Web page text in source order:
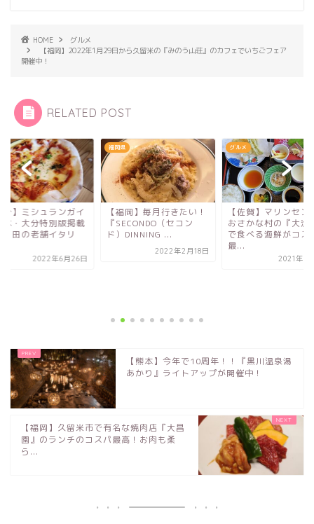
HOME
グルメ
【福岡】2022年1月29日から久留米の『みのう山荘』のカフェでいちごフェア
開催中！
RELATED POST
岡】毎月行きたい！
（セコン
DINNING ...
グルメ
【佐賀】マリンセンター
おさかな村の『大漁亭』
で食べる海鮮がコスパ
グルメ
【福岡】2023年9
久留米市にチーズケ
専門店『MEET...
【熊本】今年で10周年！！『黒川温泉湯
あかり』ライトアップが開催中！
【福岡】久留米市で有名な焼肉店『大昌
園』のランチのコスパ最高！お肉も柔
ら...